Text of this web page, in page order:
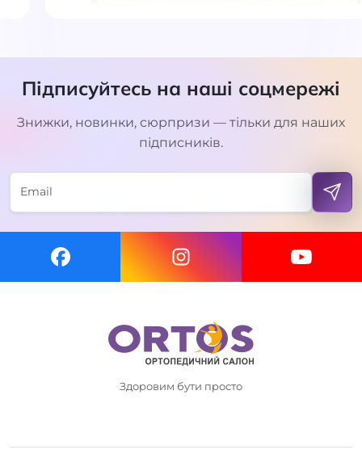
Підписуйтесь на наші соцмережі
Знижки, новинки, сюрпризи — тільки для наших
підписників.
Здоровим бути просто